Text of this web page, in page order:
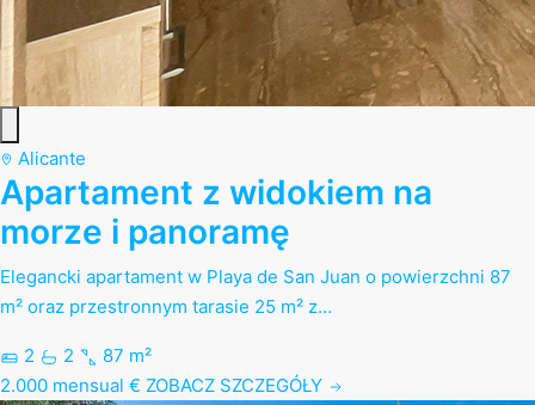
Alicante
Apartament z widokiem na
morze i panoramę
Elegancki apartament w Playa de San Juan o powierzchni 87
m² oraz przestronnym tarasie 25 m² z…
2 2
87 m²
2.000 mensual € ZOBACZ SZCZEGÓŁY